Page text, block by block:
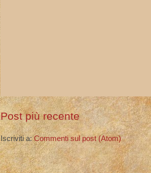
Post più recente
Iscriviti a:Commenti sul post (Atom)